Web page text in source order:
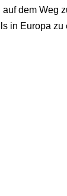
dem Weg
in Europa zu